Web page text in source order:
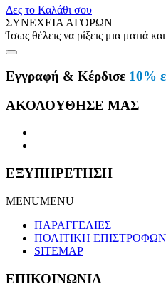
Δες το Καλάθι σου
ΣΥΝΕΧΕΙΑ ΑΓΟΡΩΝ
Ίσως θέλεις να ρίξεις μια ματιά
Εγγραφή & Κέρδισε 10%
ΑΚΟΛΟΥΘΗΣΕ ΜΑΣ
ΕΞΥΠΗΡΕΤΗΣΗ
MENUMENU
ΠΑΡΑΓΓΕΛΙΕΣ
ΠΟΛΙΤΙΚΗ
SITEMAP
ΕΠΙΚΟΙΝΩΝΙΑ